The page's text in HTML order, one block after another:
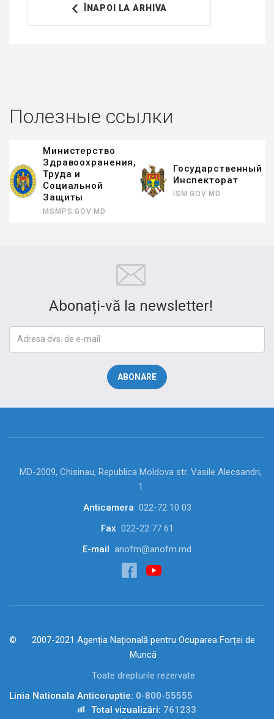
ÎNAPOI LA ARHIVA
Полезные ссылки
Министерство
Здравоохранения,
Труда и
Социальной
Защиты
MSMPS.GOV.MD
Государственный
Инспекторат
ISM.GOV.MD
Abonați-vă la newsletter!
MD-2009, Chisinau, Republica Moldova str. Vasile Alecsandri,
1
Anticamera 022-72 10 03
Fax 022-22 77 61
E-mail anofm@anofm.md
2007-2021 Agenția Națională pentru Ocuparea Forței de
Muncă
Toate drepturile rezervate
Linia Nationala Anticoruptie: 0-800-55555
Total vizualizări: 761233